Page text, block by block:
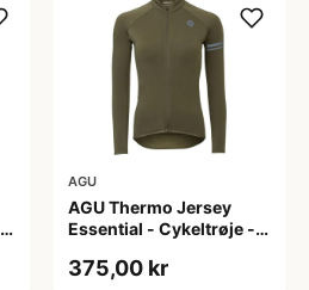
AGU
AGU Thermo Jersey
Essential - Cykeltrøje -
XL
375,00 kr